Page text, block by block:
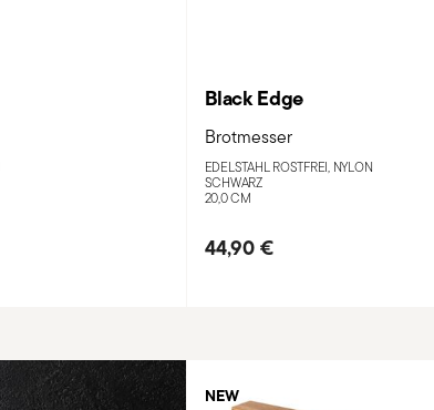
Black Edge
Brotmesser
EDELSTAHL ROSTFREI, NYLON
SCHWARZ
20,0 CM
44,90 €
NEW